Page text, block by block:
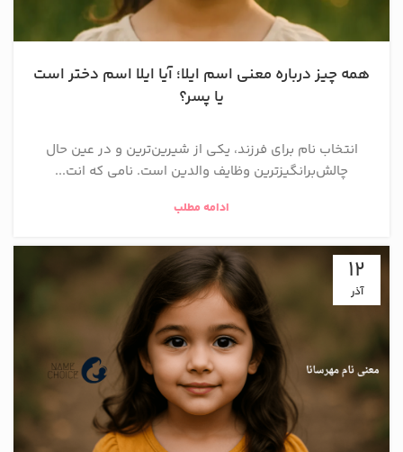
همه چیز درباره معنی اسم ایلا؛ آیا ایلا اسم دختر است
یا پسر؟
انتخاب نام برای فرزند، یکی از شیرین‌ترین و در عین حال
چالش‌برانگیزترین وظایف والدین است. نامی که انت...
ادامه مطلب
12
آذر